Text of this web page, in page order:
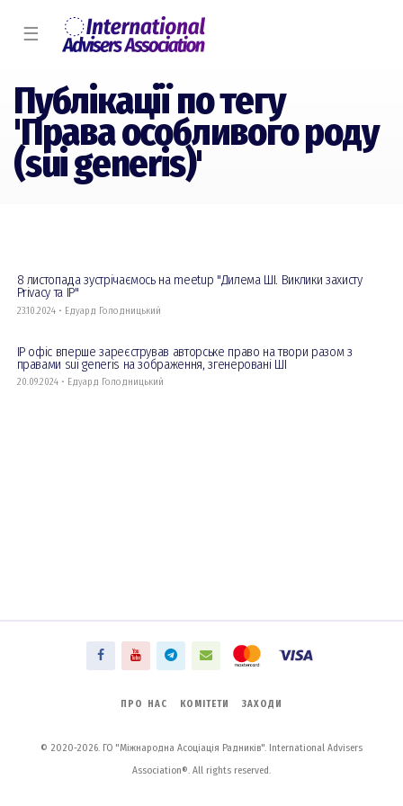
☰
Публікації по тегу
'Права особливого роду
(sui generis)'
8 листопада зустрічаємось на meetup "Дилема ШІ. Виклики захисту
Privacy та IP"
23.10.2024 • Едуард Голодницький
IP офіс вперше зареєстрував авторське право на твори разом з
правами sui generis на зображення, згенеровані ШІ
20.09.2024 • Едуард Голодницький
ПРО НАС КОМІТЕТИ ЗАХОДИ
© 2020-2026. ГО "Міжнародна Асоціація Радників". International Advisers
Association®. All rights reserved.